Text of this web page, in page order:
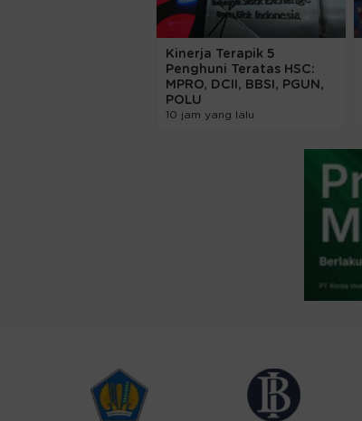
Kinerja Terapik 5
Penghuni Teratas HSC:
MPRO, DCII, BBSI, PGUN,
POLU
10 jam yang lalu